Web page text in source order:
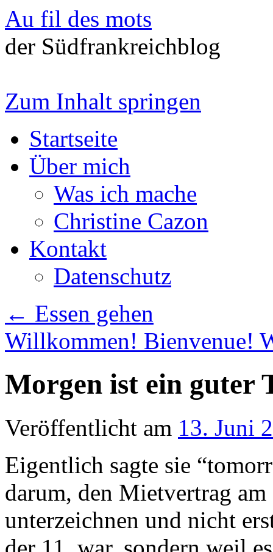
Au fil des mots
der Südfrankreichblog
Zum Inhalt springen
Startseite
Über mich
Was ich mache
Christine Cazon
Kontakt
Datenschutz
← Essen gehen
Willkommen! Bienvenue!
Morgen ist ein guter
Veröffentlicht am 13. Juni
Eigentlich sagte sie
darum, den Mietvertrag
unterzeichnen und nicht